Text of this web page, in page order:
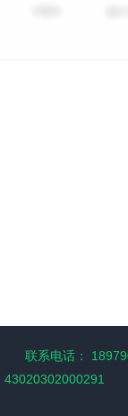
联系电话：
43020302000291